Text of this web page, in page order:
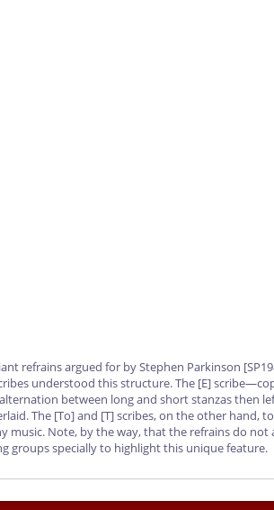
refrains argued for by Stephen Parkinson
understood this structure. The [E]
between long and short stanzas then
The [To]and [T]scribes, on the other hand,
Note, by the way, that the refrains do not
groups specially to highlight this unique feature.